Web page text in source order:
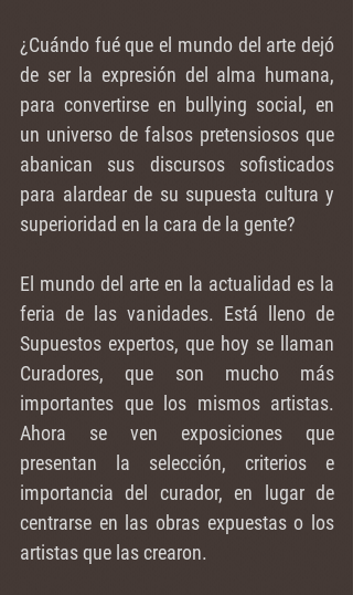
¿Cuándo fué que el mundo del arte dejó
de ser la expresión del alma humana,
para convertirse en bullying social, en
un universo de falsos pretensiosos que
abanican sus discursos sofisticados
para alardear de su supuesta cultura y
superioridad en la cara de la gente?
El mundo del arte en la actualidad es la
feria de las vanidades. Está lleno de
Supuestos expertos, que hoy se llaman
Curadores, que son mucho más
importantes que los mismos artistas.
Ahora se ven exposiciones que
presentan la selección, criterios e
importancia del curador, en lugar de
centrarse en las obras expuestas o los
artistas que las crearon.